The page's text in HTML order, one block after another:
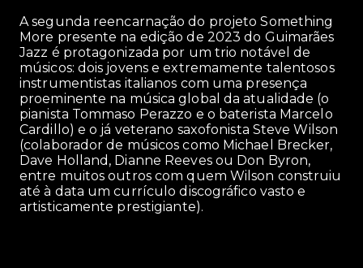
A segunda reencarnação do projeto Something
More presente na edição de 2023 do Guimarães
Jazz é protagonizada por um trio notável de
músicos: dois jovens e extremamente talentosos
instrumentistas italianos com uma presença
proeminente na música global da atualidade (o
pianista Tommaso Perazzo e o baterista Marcelo
Cardillo) e o já veterano saxofonista Steve Wilson
(colaborador de músicos como Michael Brecker,
Dave Holland, Dianne Reeves ou Don Byron,
entre muitos outros com quem Wilson construiu
até à data um currículo discográfico vasto e
artisticamente prestigiante).